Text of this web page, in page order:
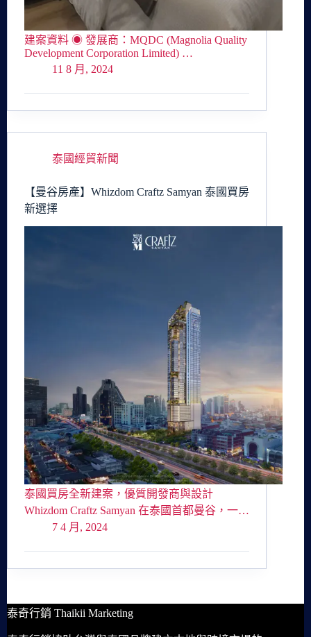
建案資料 ◉ 發展商：MQDC (Magnolia Quality
Development Corporation Limited) …
11 8 月, 2024
泰國經貿新聞
【曼谷房產】Whizdom Craftz Samyan 泰國買房
新選擇
泰國買房全新建案，優質開發商與設計
Whizdom Craftz Samyan 在泰國首都曼谷，一…
7 4 月, 2024
泰奇行銷 Thaikii Marketing